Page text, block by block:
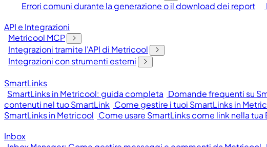
Errori comuni durante la generazione o il download dei report
API e Integrazioni
Metricool MCP
Integrazioni tramite l'API di Metricool
Integrazioni con strumenti esterni
SmartLinks
SmartLinks in Metricool: guida completa Domande frequenti su
contenuti nel tuo SmartLink Come gestire i tuoi SmartLinks in
SmartLinks in Metricool Come usare SmartLinks come link nella tua
Inbox